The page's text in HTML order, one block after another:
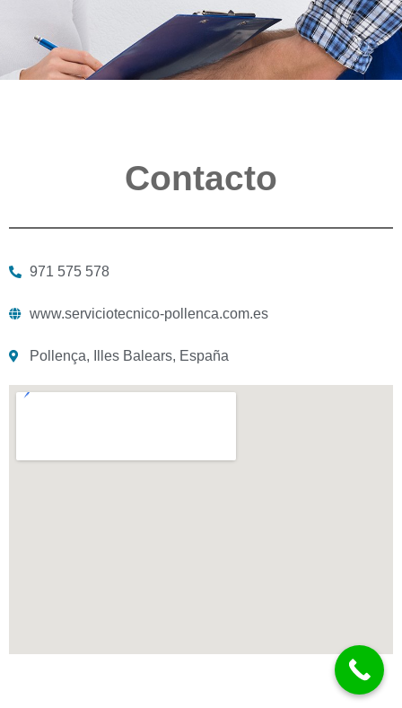
Contacto
971 575 578
www.serviciotecnico-pollenca.com.es
Pollença, Illes Balears, España